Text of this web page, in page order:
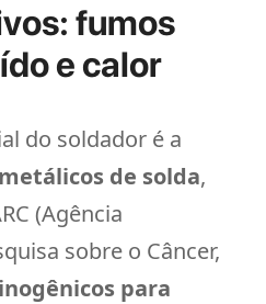
fumos
e calor
do soldador é a
de solda,
(Agência
sobre o Câncer,
para